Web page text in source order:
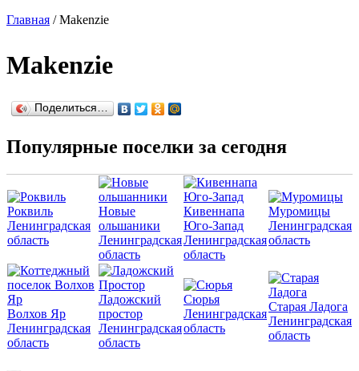
Главная /Makenzie
Makenzie
Поделиться…
Популярные поселки за сегодня
Роквиль
Ленинградская
область
Новые
ольшаники
Ленинградская
область
Кивеннапа
Юго-Запад
Ленинградская
область
Муромицы
Ленинградская
область
Волхов Яр
Ленинградская
область
Ладожский
простор
Ленинградская
область
Сюрья
Ленинградская
область
Старая Ладога
Ленинградская
область